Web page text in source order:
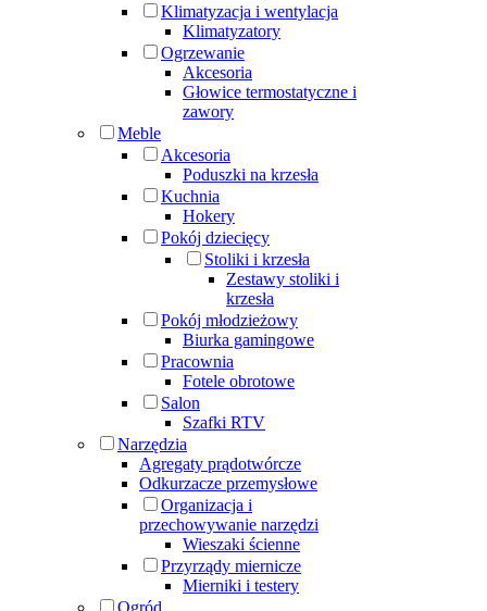
Klimatyzacja i wentylacja
Klimatyzatory
Ogrzewanie
Akcesoria
Głowice termostatyczne i
zawory
Meble
Akcesoria
Poduszki na krzesła
Kuchnia
Hokery
Pokój dziecięcy
Stoliki i krzesła
Zestawy stoliki i
krzesła
Pokój młodzieżowy
Biurka gamingowe
Pracownia
Fotele obrotowe
Salon
Szafki RTV
Narzędzia
Agregaty prądotwórcze
Odkurzacze przemysłowe
Organizacja i
przechowywanie narzędzi
Wieszaki ścienne
Przyrządy miernicze
Mierniki i testery
Ogród